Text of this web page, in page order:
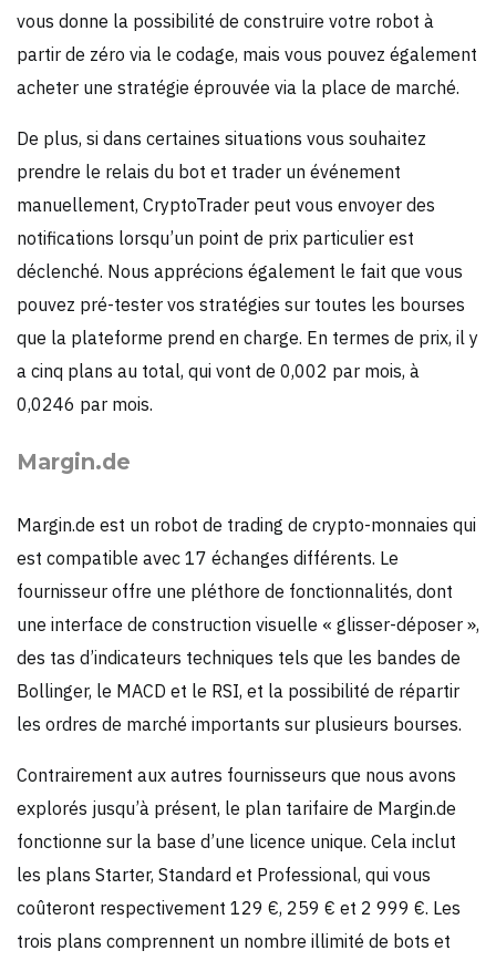
vous donne la possibilité de construire votre robot à
partir de zéro via le codage, mais vous pouvez également
acheter une stratégie éprouvée via la place de marché.
De plus, si dans certaines situations vous souhaitez
prendre le relais du bot et trader un événement
manuellement, CryptoTrader peut vous envoyer des
notifications lorsqu’un point de prix particulier est
déclenché. Nous apprécions également le fait que vous
pouvez pré-tester vos stratégies sur toutes les bourses
que la plateforme prend en charge. En termes de prix, il y
a cinq plans au total, qui vont de 0,002 par mois, à
0,0246 par mois.
Margin.de
Margin.de est un robot de trading de crypto-monnaies qui
est compatible avec 17 échanges différents. Le
fournisseur offre une pléthore de fonctionnalités, dont
une interface de construction visuelle « glisser-déposer »,
des tas d’indicateurs techniques tels que les bandes de
Bollinger, le MACD et le RSI, et la possibilité de répartir
les ordres de marché importants sur plusieurs bourses.
Contrairement aux autres fournisseurs que nous avons
explorés jusqu’à présent, le plan tarifaire de Margin.de
fonctionne sur la base d’une licence unique. Cela inclut
les plans Starter, Standard et Professional, qui vous
coûteront respectivement 129 €, 259 € et 2 999 €. Les
trois plans comprennent un nombre illimité de bots et